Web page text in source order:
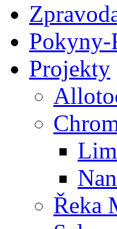
Pokyny-
Projekty
Řeka